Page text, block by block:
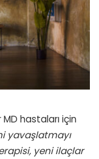
hastaları için
yavaşlatmayı
yeni ilaçlar